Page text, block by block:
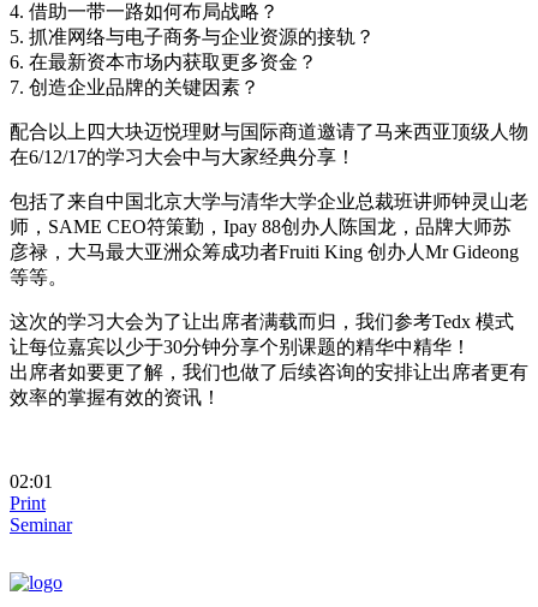
4. ‎借助一带一路如何布局战略？
5. ‎抓准网络与电子商务与企业资源的接轨？
6. ‎在最新资本市场内获取更多资金？
7. ‎创造企业品牌的关键因素？
配合以上四大块迈悦理财与国际商道邀请了马来西亚顶级人物
在6/12/17的学习大会中与大家经典分享！
包括了来自中国北京大学与清华大学企业总裁班讲师钟灵山老
师，SAME CEO符策勤，Ipay 88创办人陈国龙，品牌大师苏
彦禄，大马最大亚洲众筹成功者Fruiti King 创办人Mr Gideong
等等。
这次的学习大会为了让出席者满载而归，我们参考Tedx 模式
让每位嘉宾以少于30分钟分享个别课题的精华中精华！
出席者如要更了解，我们也做了后续咨询的安排让出席者更有
效率的掌握有效的资讯！
02:01
Print
Seminar